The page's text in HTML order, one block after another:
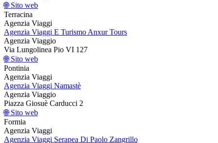
🌐 Sito web
Terracina
Agenzia Viaggi
Agenzia Viaggi E Turismo Anxur Tours
Agenzia Viaggio
Via Lungolinea Pio VI 127
🌐 Sito web
Pontinia
Agenzia Viaggi
Agenzia Viaggi Namastè
Agenzia Viaggio
Piazza Giosuè Carducci 2
🌐 Sito web
Formia
Agenzia Viaggi
Agenzia Viaggi Serapea Di Paolo Zangrillo